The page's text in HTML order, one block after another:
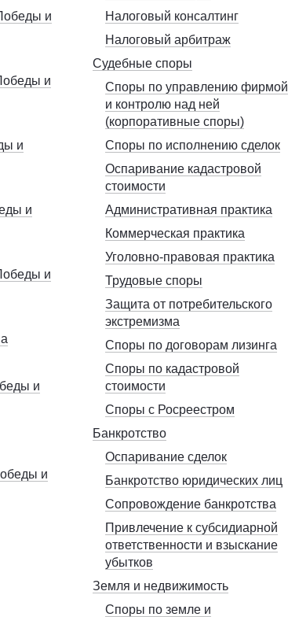
и
и
и
и
и
и
и
Налоговый консалтинг
Налоговый арбитраж
Судебные споры
Споры по управлению фирмой
и контролю над ней
(корпоративные споры)
Споры по исполнению сделок
Оспаривание кадастровой
стоимости
Административная практика
Коммерческая практика
Уголовно-правовая практика
Трудовые споры
Защита от потребительского
экстремизма
Споры по договорам лизинга
Споры по кадастровой
стоимости
Споры с Росреестром
Банкротство
Оспаривание сделок
Банкротство юридических лиц
Сопровождение банкротства
Привлечение к субсидиарной
ответственности и взыскание
убытков
Земля и недвижимость
Споры по земле и